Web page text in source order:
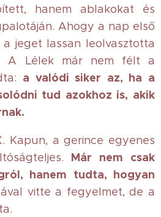
hanem ablakokat és
Ahogy a nap első
jeget lassan leolvasztotta
A Lélek már nem félt a
a valódi siker az, ha a
tud azokhoz is, akik
Kapun, a gerince egyenes
Már nem csak
hanem tudta, hogyan
vitte a fegyelmet, de a